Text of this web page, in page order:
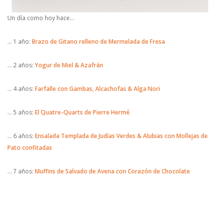
Un día como hoy hace…
… 1 año: Brazo de Gitano relleno de Mermelada de Fresa
… 2 años: Yogur de Miel & Azafrán
… 4 años: Farfalle con Gambas, Alcachofas & Alga Nori
… 5 años: El Quatre-Quarts de Pierre Hermé
… 6 años: Ensalada Templada de Judías Verdes & Alubias con Mollejas de
Pato confitadas
… 7 años: Muffins de Salvado de Avena con Corazón de Chocolate